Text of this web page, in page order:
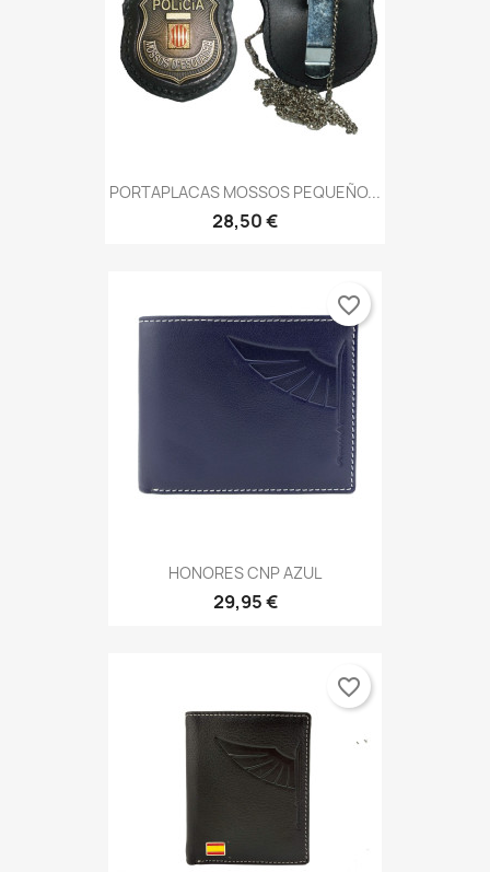
PORTAPLACAS MOSSOS PEQUEÑO...
28,50 €
HONORES CNP AZUL
29,95 €
favorite_border
favorite_border